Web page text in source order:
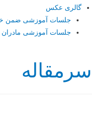
گالری عکس
جلسات آموزشی ضمن
جلسات آموزشی مادران
سرمقاله